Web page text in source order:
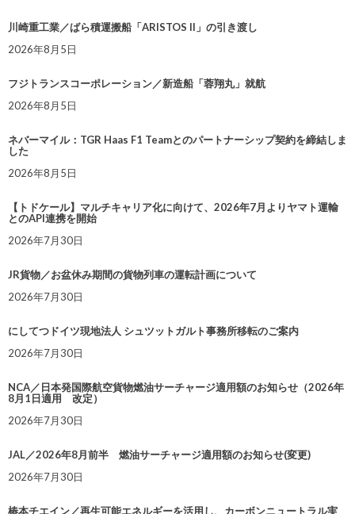
川崎重工業／ばら積運搬船「ARISTOS II」の引き渡し
2026年8月5日
フジトランスコーポレーション／新造船「蓉翔丸」就航
2026年8月5日
ネバーマイル：TGR Haas F1 Teamとのパートナーシップ契約を締結しま
した
2026年8月5日
【トドケール】マルチキャリア化に向けて、2026年7月よりヤマト運輸
とのAPI連携を開始
2026年7月30日
JR貨物／お盆休み期間の貨物列車の運転計画について
2026年7月30日
にしてつドイツ現地法人 シュツットガルト事務所移転のご案内
2026年7月30日
NCA／日本発国際航空貨物燃油サーチャージ適用額のお知らせ（2026年
8月1日適用 改定）
2026年7月30日
JAL／2026年8月前半 燃油サーチャージ適用額のお知らせ(変更)
2026年7月30日
椿本チエイン／再生可能エネルギーを活用し、カーボンニュートラル実